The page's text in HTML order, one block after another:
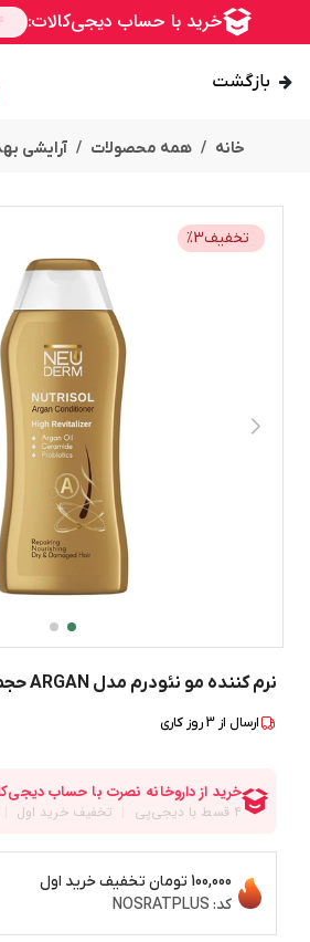
بازگشت
خانه همه محصولات آرایشی
تخفیف %3
نرم کننده مو نئودرم مدل ARGAN حجم 300 میلی لیتر
ارسال از 3روز کاری
100,000 تومان
تخفیف خرید اول
کد: NOSRATPLUS